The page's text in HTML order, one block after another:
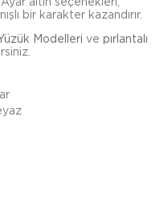
bir karakter kazandırır.
Modelleri ve pırlantalı